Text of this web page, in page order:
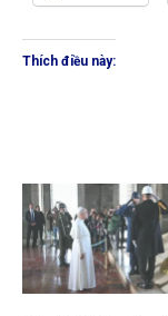
Thích điều này: